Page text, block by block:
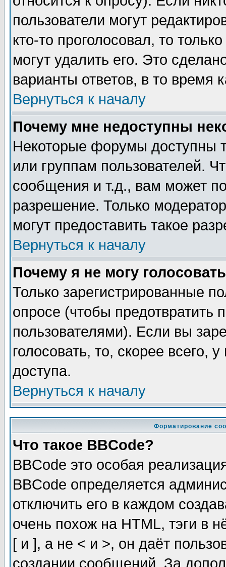
пользователи могут
кто-то проголосовал, то
могут удалить его. Это
варианты ответов, в то время
Вернуться к началу
Почему мне недоступны
Некоторые форумы доступны
или группам пользователей.
сообщения и т.д., вам может
разрешение. Только
могут предоставить такое
Вернуться к началу
Почему я не могу
Только зарегистрированные
опросе (чтобы предотвратить
пользователями). Если вы
голосовать, то, скорее всего,
доступа.
Вернуться к началу
Форматирование
Что такое BBCode?
BBCode это особая
BBCode определяется
отключить его в каждом
очень похож на HTML, тэги в
[ и ], а не < и >, он даёт
создании сообщений. За